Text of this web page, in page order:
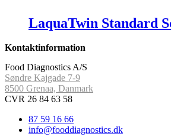
LaquaTwin Standard
Kontaktinformation
Food Diagnostics A/S
Søndre Kajgade 7-9
8500 Grenaa, Danmark
CVR 26 84 63 58
87 59 16 66
info@fooddiagnostics.dk